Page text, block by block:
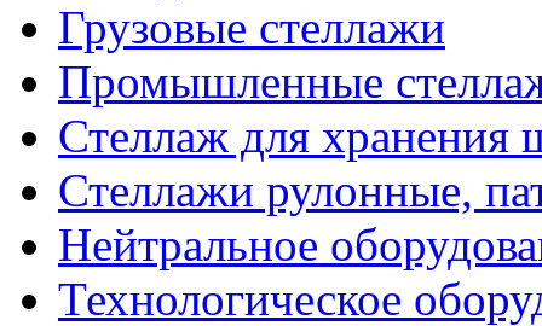
Грузовые стеллажи
Промышленные
Стеллаж для хранения
Стеллажи рулонные,
Нейтральное
Технологическое